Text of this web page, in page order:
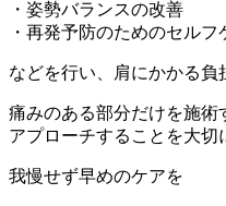
・姿勢バランスの改善
・再発予防のためのセルフ
などを行い、肩にかかる負
痛みのある部分だけを施術
アプローチすることを大切
我慢せず早めのケアを